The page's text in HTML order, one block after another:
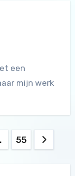
een
mijn werk
55